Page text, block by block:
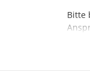
Bitte